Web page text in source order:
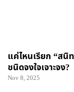
แค่ไหนเรียก “สนิ
ชนิดจงใจเจาะจง?
Nov 8, 2025